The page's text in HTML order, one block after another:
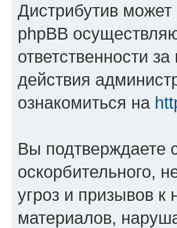
Дистрибутив
phpBB
ответственности
действия
ознакомиться на
Вы подтверждаете
оскорбительного,
угроз и призывов к
материалов,